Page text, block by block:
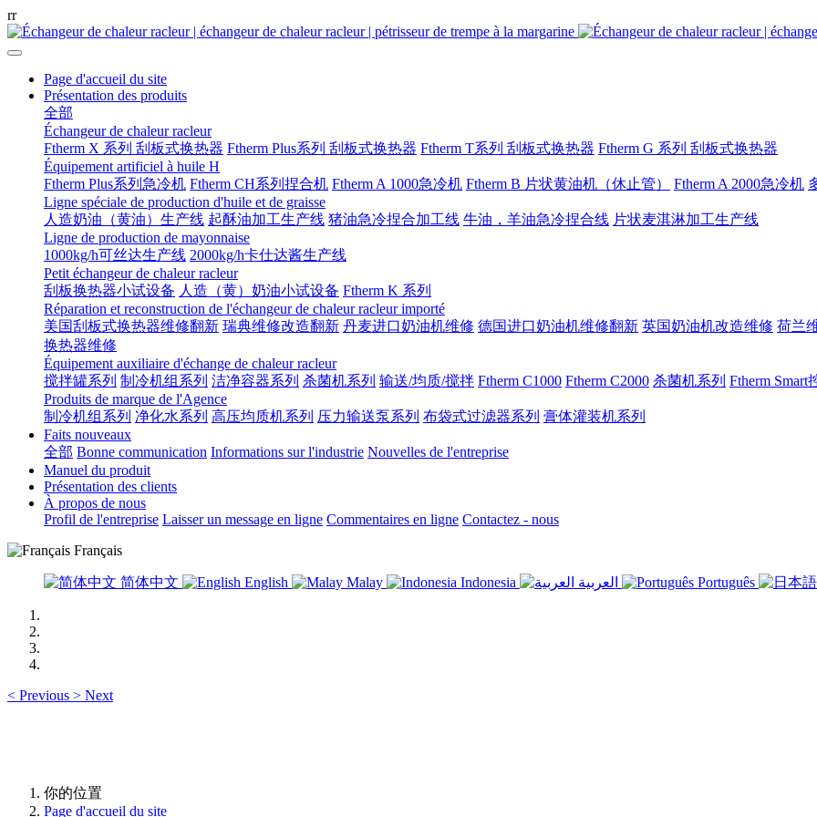
rr
Page d'accueil du site
Présentation des produits
全部
Échangeur de chaleur racleur
Ftherm X 系列 刮板式换热器 Ftherm Plus系列 刮板式换热器 Ftherm T系列 刮板式换热器 Ftherm G 系列 刮板式换热器
Équipement artificiel à huile H
Ftherm Plus系列急冷机 Ftherm CH系列捏合机 Ftherm A 1000急冷机 Ftherm B 片状黄油机（休止管） Ftherm A 2000急冷机
Ligne spéciale de production d'huile et de graisse
人造奶油（黄油）生产线 起酥油加工生产线 猪油急冷捏合加工线 牛油，羊油急冷捏合线 片状麦淇淋加工生产线
Ligne de production de mayonnaise
1000kg/h可丝达生产线 2000kg/h卡仕达酱生产线
Petit échangeur de chaleur racleur
刮板换热器小试设备 人造（黄）奶油小试设备 Ftherm K 系列
Réparation et reconstruction de l'échangeur de chaleur racleur importé
美国刮板式换热器维修翻新 瑞典维修改造翻新 丹麦进口奶油机维修 德国进口奶油机维修翻新 英国奶油机改造维修 荷兰
换热器维修
Équipement auxiliaire d'échange de chaleur racleur
搅拌罐系列 制冷机组系列 洁净容器系列 杀菌机系列 输送/均质/搅拌 Ftherm C1000 Ftherm C2000 杀菌机系列 Ftherm Smart
Produits de marque de l'Agence
制冷机组系列 净化水系列 高压均质机系列 压力输送泵系列 布袋式过滤器系列 膏体灌装机系列
Faits nouveaux
全部 Bonne communication Informations sur l'industrie Nouvelles de l'entreprise
Manuel du produit
Présentation des clients
À propos de nous
Profil de l'entreprise Laisser un message en ligne Commentaires en ligne Contactez - nous
Français
简体中文 English Malay Indonesia Português
< Previous > Next
你的位置
Page d'accueil du site